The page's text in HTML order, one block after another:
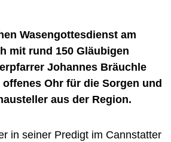
Wasengottesdienst am
mit rund 150 Gläubigen
Johannes Bräuchle
Ohr für die Sorgen und
aus der Region.
in seiner Predigt im Cannstatter